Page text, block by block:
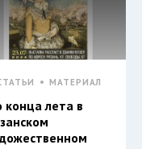
МАТЕРИАЛ
конца лета в